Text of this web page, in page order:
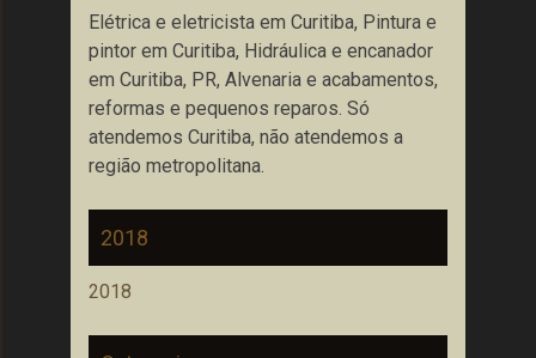
Elétrica e eletricista em Curitiba, Pintura e
pintor em Curitiba, Hidráulica e encanador
em Curitiba, PR, Alvenaria e acabamentos,
reformas e pequenos reparos. Só
atendemos Curitiba, não atendemos a
região metropolitana.
2018
2018